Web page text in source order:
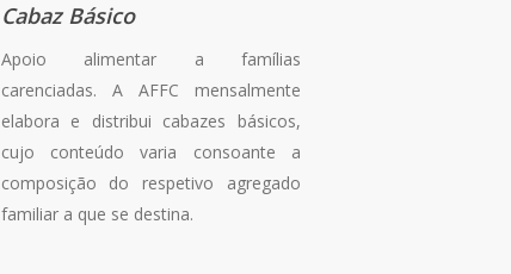
Cabaz Básico
Apoio alimentar a famílias
carenciadas. A AFFC mensalmente
elabora e distribui cabazes básicos,
cujo conteúdo varia consoante a
composição do respetivo agregado
familiar a que se destina.